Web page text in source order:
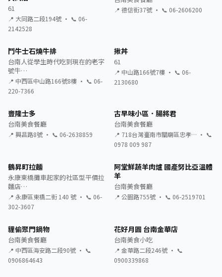
61
📍 大同路二段194號 · 📞 06-
2142528
📍 德信街37號 · 📞 06-2606200
鬥牛士石燒牛排
台南人從學生時代吃到現在的老字
號牛…
📍 中西區中山路166號8樓 · 📞 06-
220-7366
揪丼
61
📍 中山路166號7樓 · 📞 06-
2130680
豐隆士多
台南美食餐廳
📍 興昌路8號 · 📞 06-2638859
古早味小區．腸將君
台南美食餐廳
📍 718台灣臺南市關廟區忠孝… · 📞
0978 009 987
鶴昇町拉麵
永康東橋攤車起家的社區型平價拉
麵店…
📍 永康區東橋二街 140 號 · 📞 06-
302-3607
阿堂鮮蔬羊肉爐 國產努比亞溫體
羊
台南美食餐廳
📍 公園路755號 · 📞 06-2519701
貍偷聚門鍋物
台南美食餐廳
📍 中西區海安路二段90號 · 📞
0906864643
花好月圓 台南金華店
台南美食小吃
📍 金華路二段246號 · 📞
0900339868